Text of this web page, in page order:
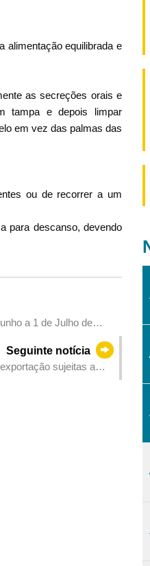
alimentação equilibrada e
as secreções orais e
tampa e depois limpar
em vez das palmas das
ou de recorrer a um
para descanso, devendo
a 1 de Julho de
Seguinte notícia
sujeitas a